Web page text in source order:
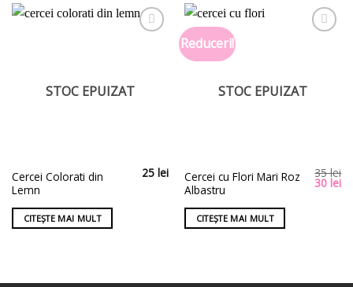
STOC EPUIZAT
Cercei Colorati din
Lemn
25lei
CITEȘTE MAI MULT
Reduceri!
STOC EPUIZAT
Cercei cu Flori Mari Roz
Albastru
35lei
Prețul
inițial
30 lei
CITEȘTE MAI MULT